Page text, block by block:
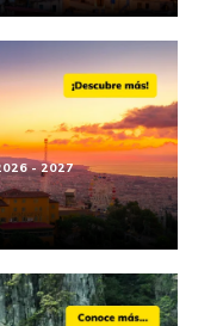
- 2027